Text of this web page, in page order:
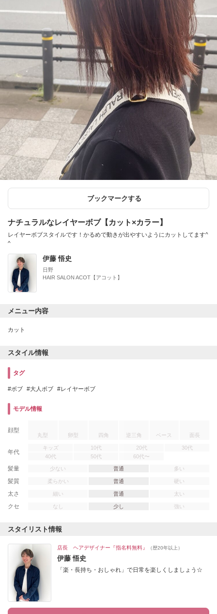
ブックマークする
ナチュラルなレイヤーボブ【カット×カラー】
レイヤーボブスタイルです！かるめで動きが出やすいようにカットしてます^
^
伊藤 悟史
日野
HAIR SALON ACOT【アコット】
メニュー内容
カット
スタイル情報
タグ
ボブ 大人ボブ レイヤーボブ
モデル情報
顔型
丸型 卵型 四角 逆三角 ベース 面長
年代
キッズ 10代 20代
30代
40代
50代 60代〜
髪量 少ない 普通 多い
髪質 柔らかい 普通 硬い
太さ 細い 普通 太い
クセ なし 少し 強い
スタイリスト情報
店長 ヘアデザイナー『指名料無料』 （歴20年以上）
伊藤 悟史
「楽・長持ち・おしゃれ」で日常を楽しくしましょう☆